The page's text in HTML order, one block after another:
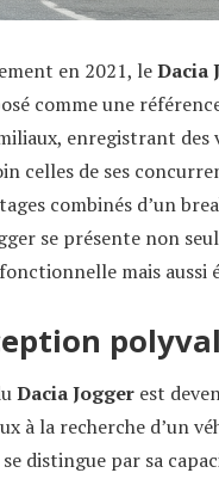
en 2021, leDacia
comme une
enregistrant des
celles de ses
combinés d’un
se présente non
mais aussi
Dacia Jogger est
à la recherche d’un
distingue par sa